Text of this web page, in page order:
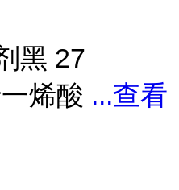
黑 27
烯酸 ...查看